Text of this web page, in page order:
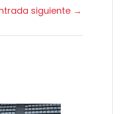
siguiente →